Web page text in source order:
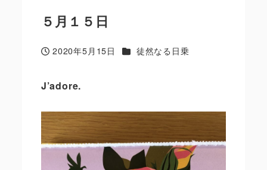
５月１５日
投稿日
2020年5月15日 カテゴリー
徒然なる日乗
J’adore.